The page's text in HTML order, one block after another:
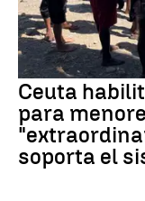
Ceuta
para
soporta el